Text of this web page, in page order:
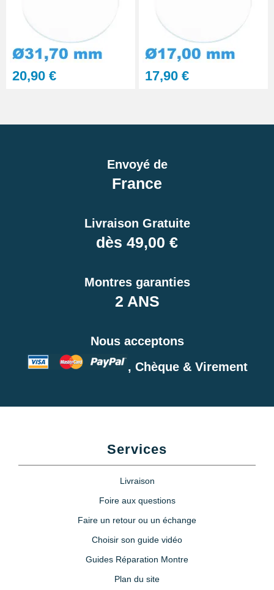
20,90 € 17,90 €
Envoyé de
France
Livraison Gratuite
dès 49,00 €
Montres garanties
2 ANS
Nous acceptons
, Chèque & Virement
Services
Livraison
Foire aux questions
Faire un retour ou un échange
Choisir son guide vidéo
Guides Réparation Montre
Plan du site